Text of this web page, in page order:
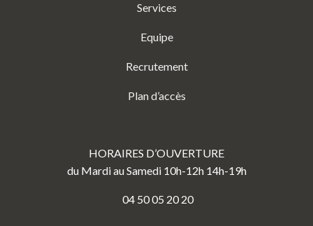
Services
Equipe
Recrutement
Plan d’accès
HORAIRES D’OUVERTURE
du Mardi au Samedi 10h-12h 14h-19h
04 50 05 20 20